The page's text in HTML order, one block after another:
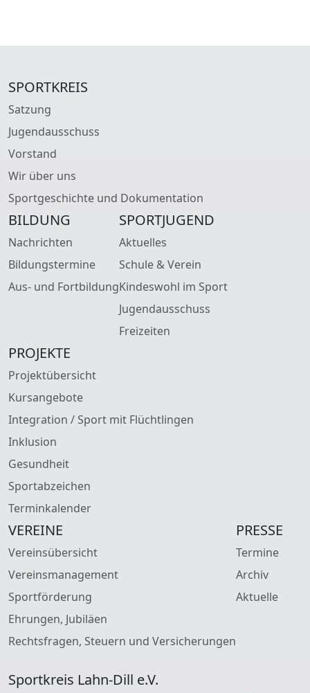
SPORTKREIS
Satzung
Jugendausschuss
Vorstand
Wir über uns
Sportgeschichte und Dokumentation
BILDUNG
Nachrichten
Bildungstermine
Aus- und Fortbildung
SPORTJUGEND
Aktuelles
Schule & Verein
Kindeswohl im Sport
Jugendausschuss
Freizeiten
PROJEKTE
Projektübersicht
Kursangebote
Integration / Sport mit Flüchtlingen
Inklusion
Gesundheit
Sportabzeichen
Terminkalender
VEREINE
Vereinsübersicht
Vereinsmanagement
Sportförderung
Ehrungen, Jubiläen
Rechtsfragen, Steuern und Versicherungen
PRESSE
Termine
Archiv
Aktuelle
Sportkreis Lahn-Dill e.V.